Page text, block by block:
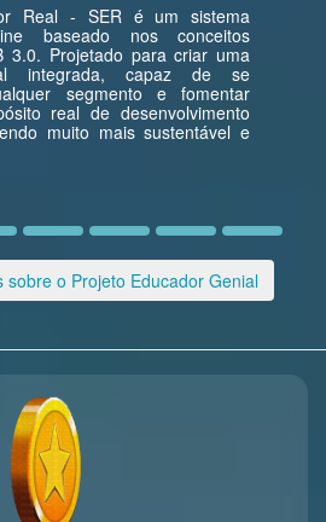
Real - SER é um sistema
baseado nos conceitos
3.0. Projetado para criar uma
integrada, capaz de se
segmento e fomentar
real de desenvolvimento
muito mais sustentável e
sobre o Projeto Educador Genial